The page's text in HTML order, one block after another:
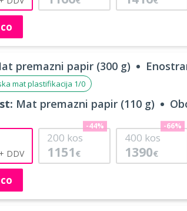
premazni papir (300 g)
mat plastifikacija 1/0
Mat premazni papir (110 g)
200 kos
1151 €
-44%
400 kos
1390€
-66%